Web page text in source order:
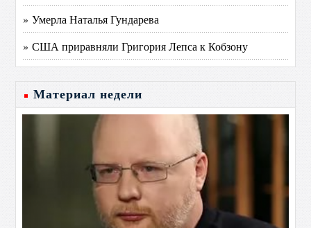
» Умерла Наталья Гундарева
» США приравняли Григория Лепса к Кобзону
Материал недели